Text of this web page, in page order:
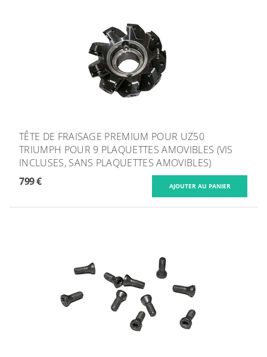
TÊTE DE FRAISAGE PREMIUM POUR UZ50
TRIUMPH POUR 9 PLAQUETTES AMOVIBLES (VIS
INCLUSES, SANS PLAQUETTES AMOVIBLES)
799 €